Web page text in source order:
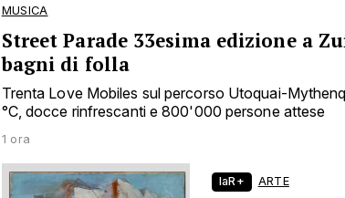
MUSICA
Street Parade 33esima edizione a
bagni di folla
Trenta Love Mobiles sul percorso Utoquai-
°C, docce rinfrescanti e 800'000 persone attese
1 ora
laR+ ARTE